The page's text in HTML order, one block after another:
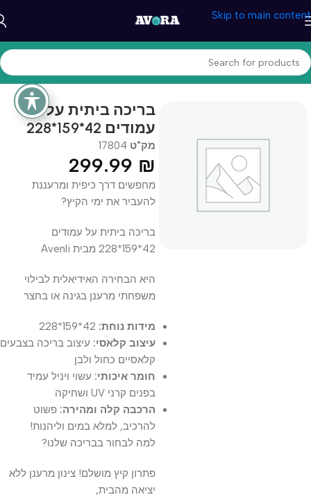
Skip to main content
עמוד הבית/כללי
בריכה ביתית על
עמודים 42*159*228
מק"ט 17804
299.99 ₪
מחפשים דרך כיפית ומרעננת
להעביר את ימי הקיץ?
בריכה ביתית על עמודים
42*159*228 מבית Avenli
היא הבחירה האידיאלית לבילוי
משפחתי מרענן בגינה או בחצר
מידות נוחת:
עיצוב קלאסי: עיצוב בריכה בצבעים
קלאסיים כחול ולבן
חומר איכותי: עשוי ויניל עמיד
בפנים קרני UV ושחיקה
הרכבה קלה ומהירה: פשוט
להרכיב, למלא במים וליהנות!
למה לבחור בבריכה שלנו?
פתרון קיץ מושלם! צינון מרענן ללא
יציאה מהבית,